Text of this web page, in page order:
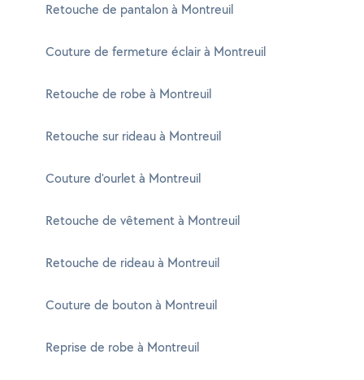
Retouche de pantalon à Montreuil
Couture de fermeture éclair à Montreuil
Retouche de robe à Montreuil
Retouche sur rideau à Montreuil
Couture d'ourlet à Montreuil
Retouche de vêtement à Montreuil
Retouche de rideau à Montreuil
Couture de bouton à Montreuil
Reprise de robe à Montreuil